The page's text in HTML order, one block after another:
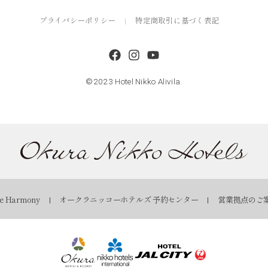
プライバシーポリシー 特定商取引に基づく表記
©2023 Hotel Nikko Alivila.
Harmony オークラニッコーホテルズ 予約センター 営業拠点のご